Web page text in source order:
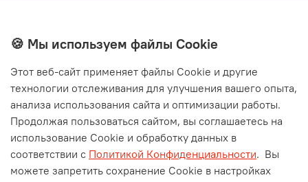
+7(843) 210-20-24
Мы в соц. сетях
🍪 Мы используем файлы Cookie
Этот веб‑сайт применяет файлы Cookie и другие
технологии отслеживания для улучшения вашего опыта,
анализа использования сайта и оптимизации работы.
Продолжая пользоваться сайтом, вы соглашаетесь на
использование Cookie и обработку данных в
соответствии с Политикой Конфиденциальности. Вы
можете запретить сохранение Cookie в настройках